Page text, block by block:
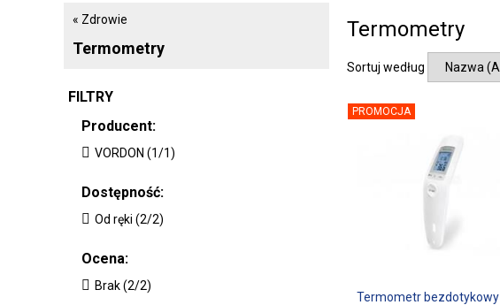
« Zdrowie
Termometry
FILTRY
Producent:
VORDON (1/1)
Dostępność:
Od ręki (2/2)
Ocena:
Brak (2/2)
Termometry
Sortuj według
PROMOCJA
Termometr bezdotykowy